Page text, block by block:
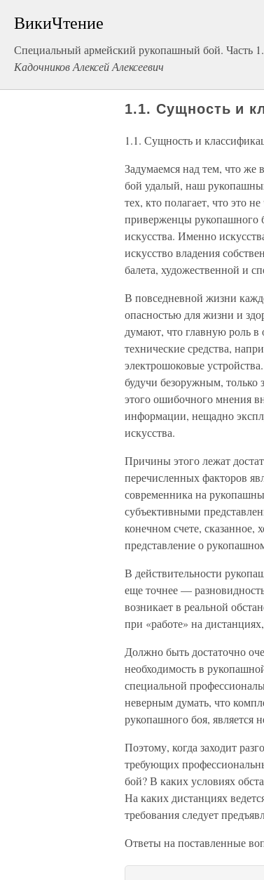
ВикиЧтение
Специальный армейский рукопашный бой. Часть 1.
Кадочников Алексей Алексеевич
1.1. Сущность и
1.1. Сущность и
Задумаемся над тем, что же
бой удалый, наш
тех, кто полагает, что это
приверженцы рукопашного
искусства. Именно
искусство владения
балета, художественной и
В повседневной жизни
опасностью для жизни и
думают, что главную роль в
технические средства,
электрошоковые
будучи безоружным, только
этого ошибочного мнения
информации, нещадно
искусства.
Причины этого лежат
перечисленных факторов
современника на
субъективными
конечном счете,
представление о
В действительности
еще точнее —
возникает в реальной
при «работе» на
Должно быть достаточно
необходимость в
специальной
неверным думать, что
рукопашного боя, является
Поэтому, когда заходит
требующих
бой? В каких условиях
На каких дистанциях
требования следует
Ответы на поставленные